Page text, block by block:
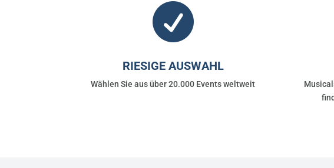

RIESIGE AUSWAHL
Wählen Sie aus über 20.000 Events weltweit